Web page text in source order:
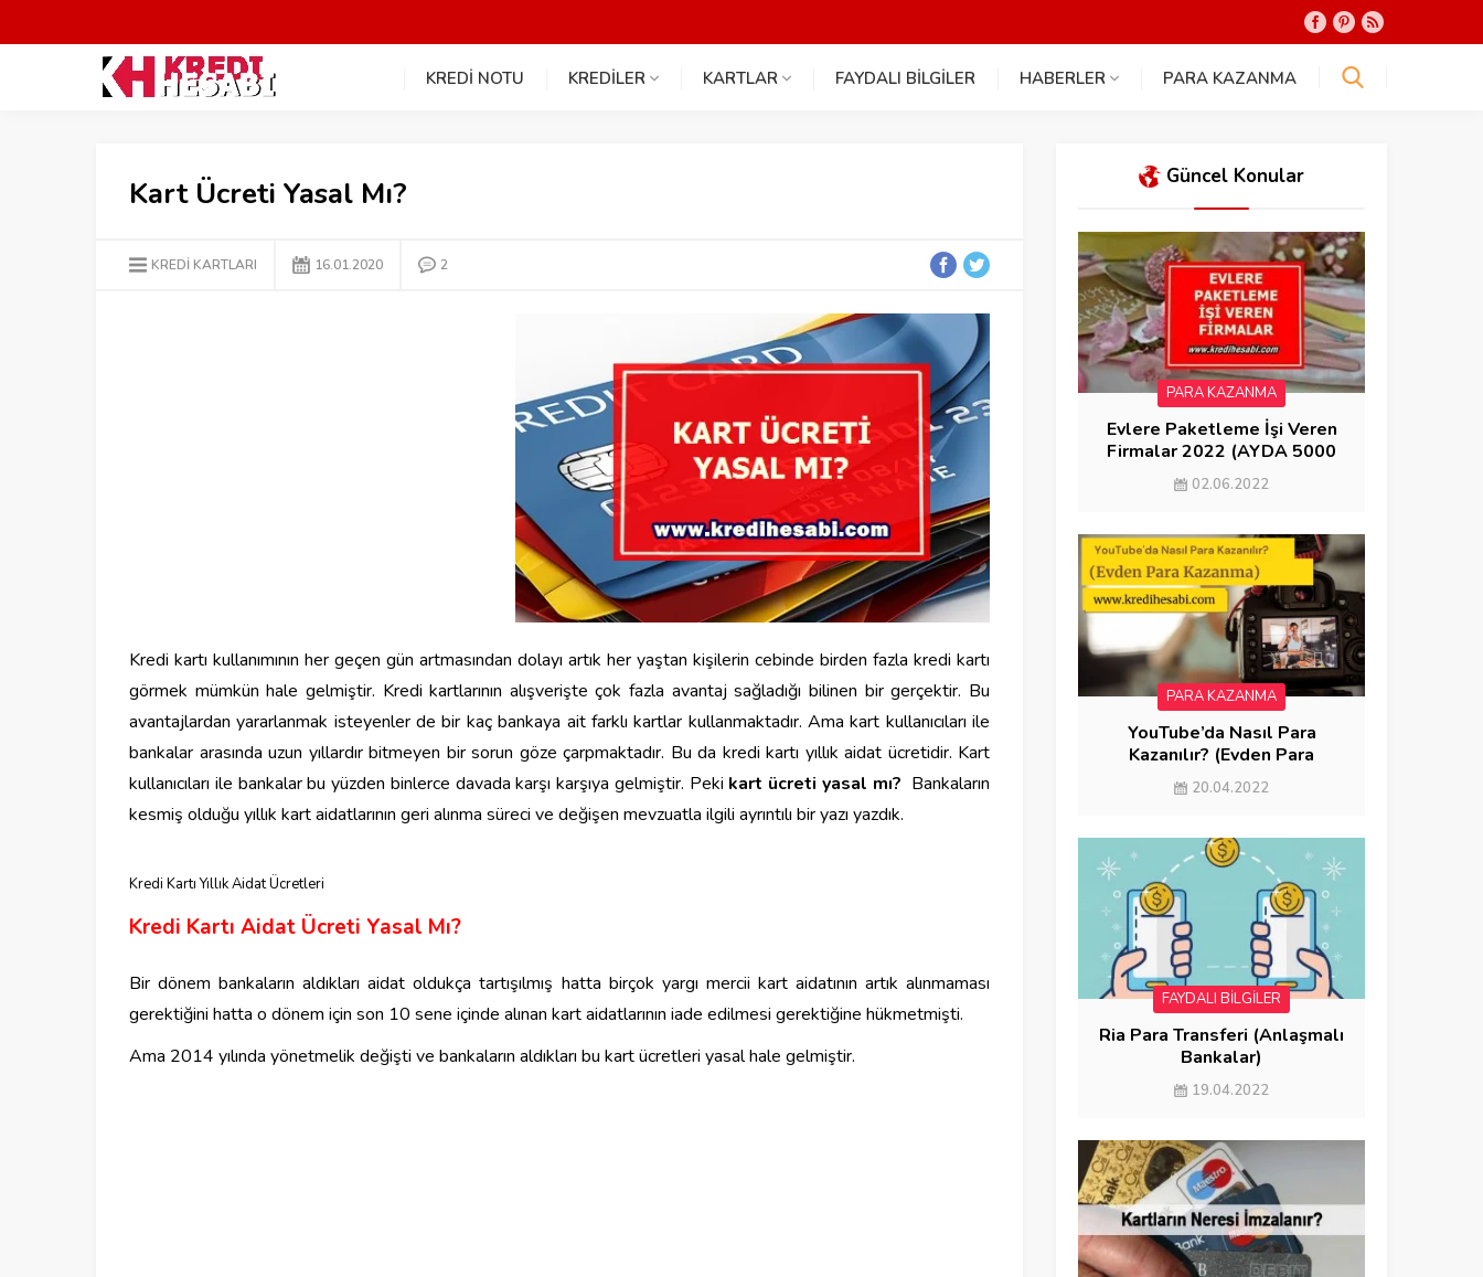
KREDİ NOTU KREDİLER KARTLAR FAYDALI BİLGİLER HABERLER PARA KAZANMA
Kart Ücreti Yasal Mı?
KREDİ KARTLARI 16.01.2020 2
Kredi kartı kullanımının her geçen gün artmasından dolayı artık her yaştan kişilerin cebinde birden fazla kredi kartı
görmek mümkün hale gelmiştir. Kredi kartlarının alışverişte çok fazla avantaj sağladığı bilinen bir gerçektir. Bu
avantajlardan yararlanmak isteyenler de bir kaç bankaya ait farklı kartlar kullanmaktadır. Ama kart kullanıcıları ile
bankalar arasında uzun yıllardır bitmeyen bir sorun göze çarpmaktadır. Bu da kredi kartı yıllık aidat ücretidir. Kart
kullanıcıları ile bankalar bu yüzden binlerce davada karşı karşıya gelmiştir. Peki kart ücreti yasal mı? Bankaların
kesmiş olduğu yıllık kart aidatlarının geri alınma süreci ve değişen mevzuatla ilgili ayrıntılı bir yazı yazdık.
Kredi Kartı Yıllık Aidat Ücretleri
Kredi Kartı Aidat Ücreti Yasal Mı?
Bir dönem bankaların aldıkları aidat oldukça tartışılmış hatta birçok yargı mercii kart aidatının artık alınmaması
gerektiğini hatta o dönem için son 10 sene içinde alınan kart aidatlarının iade edilmesi gerektiğine hükmetmişti.
Ama 2014 yılında yönetmelik değişti ve bankaların aldıkları bu kart ücretleri yasal hale gelmiştir.
Güncel Konular
PARA KAZANMA
Evlere Paketleme İşi Veren
Firmalar 2022 (AYDA 5000
KAZAN)
02.06.2022
PARA KAZANMA
YouTube’da Nasıl Para
Kazanılır? (Evden Para
Kazanma)
20.04.2022
FAYDALI BİLGİLER
Ria Para Transferi (Anlaşmalı
Bankalar)
19.04.2022